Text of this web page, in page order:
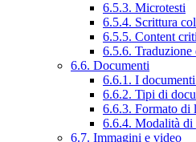
6.5.3. Microtesti
6.5.4. Scrittura
6.5.5. Content
6.5.6. Traduzione
6.6. Documenti
6.6.1. I
6.6.2. Tipi di
6.6.3. Formato di
6.6.4. Modalità di
6.7. Immagini e video